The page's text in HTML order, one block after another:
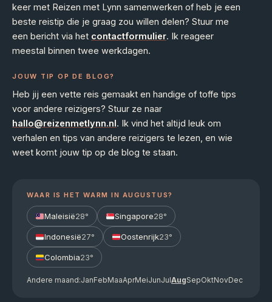
keer met Reizen met Lynn samenwerken of heb je een
beste reistip die je graag zou willen delen? Stuur me
een bericht via het contactformulier. Ik reageer
meestal binnen twee werkdagen.
JOUW TIP OP DE BLOG?
Heb jij een vette reis gemaakt en handige of toffe tips
voor andere reizigers? Stuur ze naar
hallo@reizenmetlynn.nl. Ik vind het altijd leuk om
verhalen en tips van andere reizigers te lezen, en wie
weet komt jouw tip op de blog te staan.
WAAR IS HET WARM IN AUGUSTUS?
Maleisië28° Singapore28°
Indonesië27° Oostenrijk23°
Colombia23°
Andere maand:JanFebMaaAprMeiJunJulAugSepOktNovDec